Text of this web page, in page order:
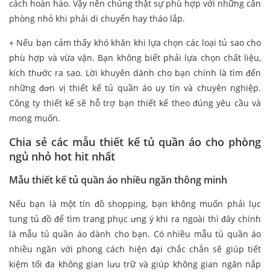
cách hoàn hảo. Vậy nên chúng thật sự phù hợp với những căn
phòng nhỏ khi phải di chuyển hay tháo lắp.
+ Nếu bạn cảm thấy khó khăn khi lựa chọn các loại tủ sao cho
phù hợp và vừa vặn. Bạn không biết phải lựa chọn chất liệu,
kích thước ra sao. Lời khuyên dành cho bạn chính là tìm đến
những đơn vị thiết kế tủ quần áo uy tín và chuyên nghiệp.
Công ty thiết kế sẽ hỗ trợ bạn thiết kế theo đúng yêu cầu và
mong muốn.
Chia sẻ các mẫu thiết kế tủ quần áo cho phòng
ngủ nhỏ hot hit nhất
Mẫu thiết kế tủ quần áo nhiều ngăn thông minh
Nếu bạn là một tín đồ shopping, bạn không muốn phải lục
tung tủ đồ để tìm trang phục ưng ý khi ra ngoài thì đây chính
là mẫu tủ quần áo dành cho bạn. Có nhiều mẫu tủ quần áo
nhiều ngăn với phong cách hiện đại chắc chắn sẽ giúp tiết
kiệm tối đa không gian lưu trữ và giúp không gian ngăn nắp